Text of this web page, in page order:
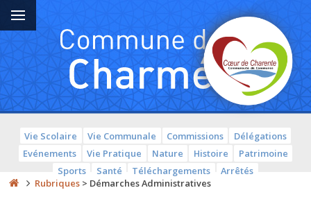
Vie Scolaire Vie Communale Commissions
Délégations
Evénements
Vie Pratique Nature Histoire
Patrimoine
Sports
Santé Téléchargements
Arrêtés
Rubriques > Démarches Administratives